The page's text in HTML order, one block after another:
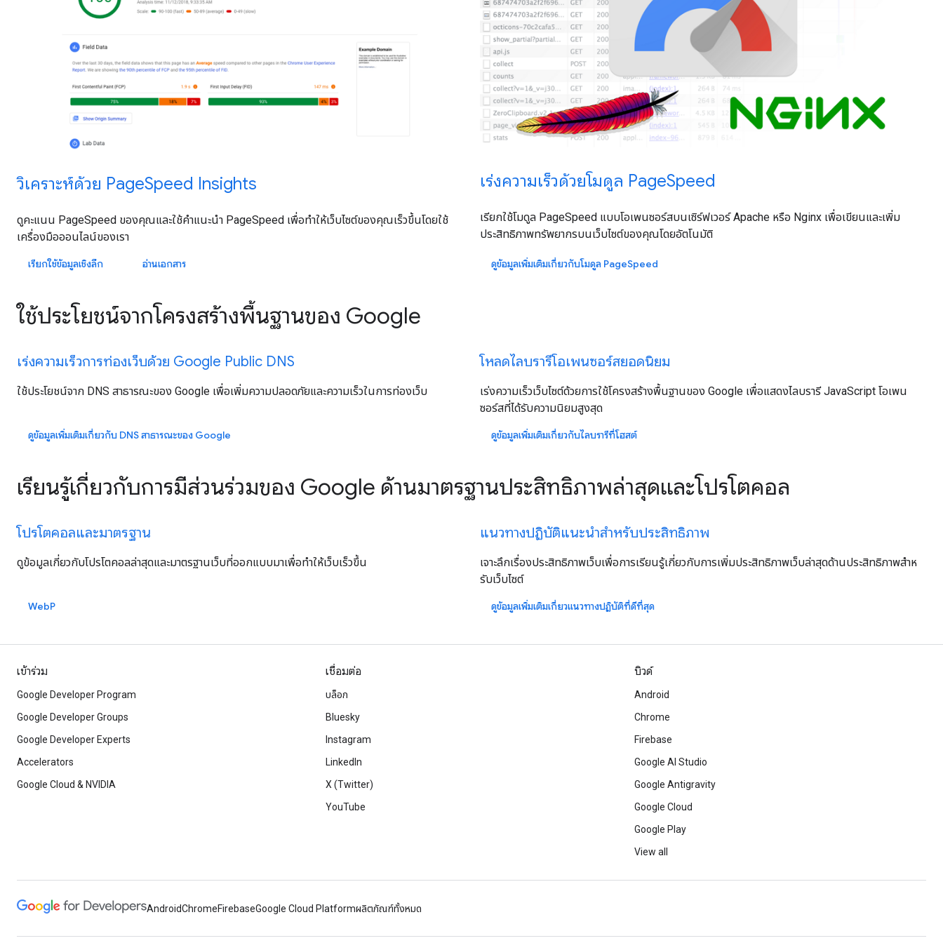
วิเคราะห์ด้วย PageSpeed Insights
ดูคะแนน PageSpeed ของคุณและใช้คําแนะนํา PageSpeed เพื่อทําให้เว็บไซต์ของคุณเร็วขึ้นโดยใช้
เครื่องมือออนไลน์ของเรา
เรียกใช้ข้อมูลเชิงลึก อ่านเอกสาร
เร่งความเร็วด้วยโมดูล PageSpeed
เรียกใช้โมดูล PageSpeed แบบโอเพนซอร์สบนเซิร์ฟเวอร์ Apache หรือ Nginx เพื่อเขียนและเพิ่ม
ประสิทธิภาพทรัพยากรบนเว็บไซต์ของคุณโดยอัตโนมัติ
ดูข้อมูลเพิ่มเติมเกี่ยวกับโมดูล PageSpeed
ใช้ประโยชน์จากโครงสร้างพื้นฐานของ Google
เร่งความเร็วการท่องเว็บด้วย Google Public DNS
ใช้ประโยชน์จาก DNS สาธารณะของ Google เพื่อเพิ่มความปลอดภัยและความเร็วในการท่องเว็บ
ดูข้อมูลเพิ่มเติมเกี่ยวกับ DNS สาธารณะของ Google
โหลดไลบรารีโอเพนซอร์สยอดนิยม
เร่งความเร็วเว็บไซต์ด้วยการใช้โครงสร้างพื้นฐานของ Google เพื่อแสดงไลบรารี JavaScript โอเพน
ซอร์สที่ได้รับความนิยมสูงสุด
ดูข้อมูลเพิ่มเติมเกี่ยวกับไลบรารีที่โฮสต์
เรียนรู้เกี่ยวกับการมีส่วนร่วมของ Google ด้านมาตรฐานประสิทธิภาพล่าสุดและโปรโตคอล
โปรโตคอลและมาตรฐาน
ดูข้อมูลเกี่ยวกับโปรโตคอลล่าสุดและมาตรฐานเว็บที่ออกแบบมาเพื่อทําให้เว็บเร็วขึ้น
WebP
แนวทางปฏิบัติแนะนําสําหรับประสิทธิภาพ
เจาะลึกเรื่องประสิทธิภาพเว็บเพื่อการเรียนรู้เกี่ยวกับการเพิ่มประสิทธิภาพเว็บล่าสุดด้านประสิทธิภาพสําห
รับเว็บไซต์
ดูข้อมูลเพิ่มเติมเกี่ยวแนวทางปฏิบัติที่ดีที่สุด
เข้าร่วม
Google Developer Program
Google Developer Groups
Google Developer Experts
Accelerators
Google Cloud & NVIDIA
เชื่อมต่อ
บล็อก
Bluesky
Instagram
LinkedIn
X (Twitter)
YouTube
บิวด์
Android
Chrome
Firebase
Google AI Studio
Google Antigravity
Google Cloud
Google Play
View all
AndroidChromeFirebaseGoogle Cloud Platformผลิตภัณฑ์ทั้งหมด